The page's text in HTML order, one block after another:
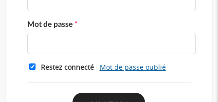
Mot de passe *
Restez connecté Mot de passe oublié